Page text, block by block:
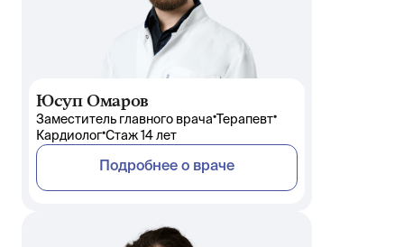
Юсуп Омаров
Заместитель главного врача• Терапевт•
Кардиолог•Стаж 14 лет
Подробнее о враче